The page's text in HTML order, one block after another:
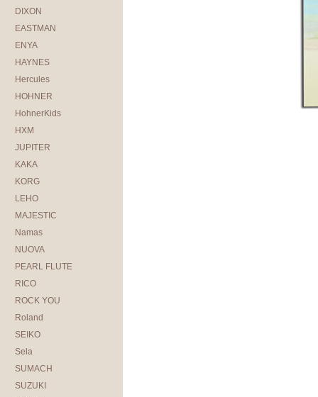
DIXON
EASTMAN
ENYA
HAYNES
Hercules
HOHNER
HohnerKids
HXM
JUPITER
KAKA
KORG
LEHO
MAJESTIC
Namas
NUOVA
PEARL FLUTE
RICO
ROCK YOU
Roland
SEIKO
Sela
SUMACH
SUZUKI